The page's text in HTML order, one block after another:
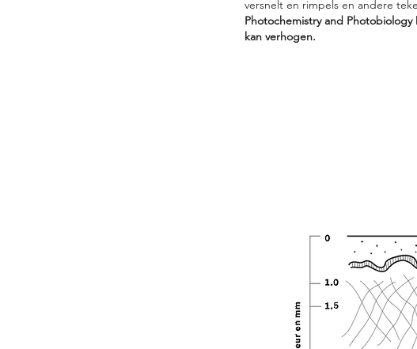
versnelt en rimpels en andere
Photochemistry and Photobiology
kan verhogen.